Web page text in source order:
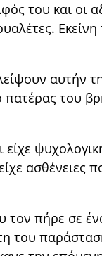
του και οι
αυτήν
του
είχε
ασθένειες
τον πήρε σε
του